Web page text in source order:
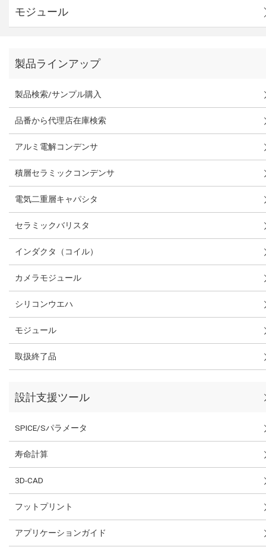
モジュール
製品ラインアップ
製品検索/サンプル購入
品番から代理店在庫検索
アルミ電解コンデンサ
積層セラミックコンデンサ
電気二重層キャパシタ
セラミックバリスタ
インダクタ（コイル）
カメラモジュール
シリコンウエハ
モジュール
取扱終了品
設計支援ツール
SPICE/Sパラメータ
寿命計算
3D-CAD
フットプリント
アプリケーションガイド